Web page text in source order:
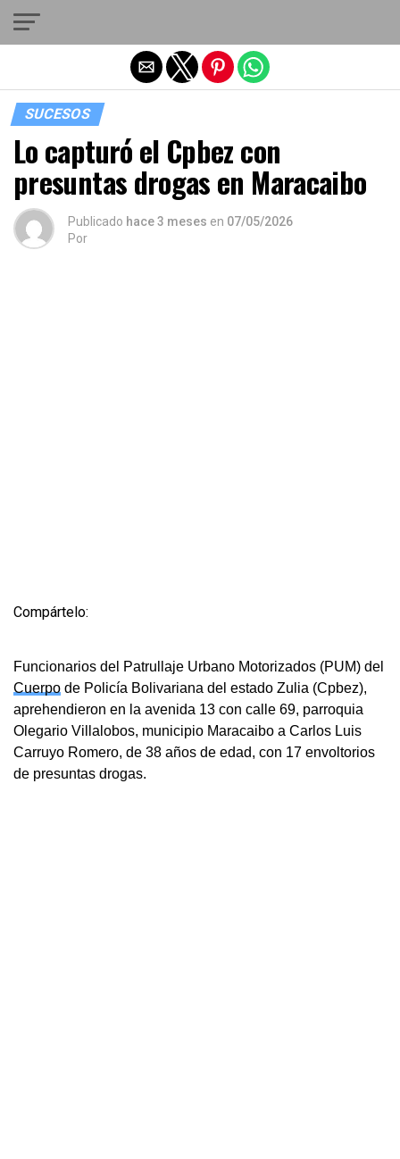
SUCESOS
Lo capturó el Cpbez con
presuntas drogas en Maracaibo
Publicado hace 3 meses en 07/05/2026
Por
Compártelo:
Funcionarios del Patrullaje Urbano Motorizados (PUM) del
Cuerpo de Policía Bolivariana del estado Zulia (Cpbez),
aprehendieron en la avenida 13 con calle 69, parroquia
Olegario Villalobos, municipio Maracaibo a Carlos Luis
Carruyo Romero, de 38 años de edad, con 17 envoltorios
de presuntas drogas.